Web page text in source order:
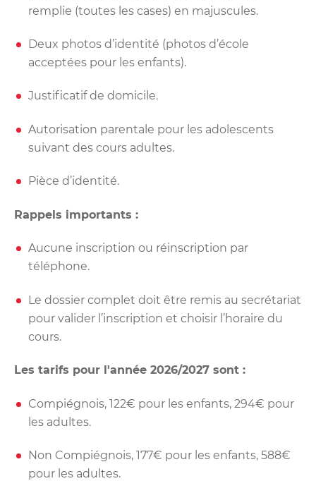
remplie (toutes les cases) en majuscules.
Deux photos d’identité (photos d’école
acceptées pour les enfants).
Justificatif de domicile.
Autorisation parentale pour les adolescents
suivant des cours adultes.
Pièce d’identité.
Rappels importants :
Aucune inscription ou réinscription par
téléphone.
Le dossier complet doit être remis au secrétariat
pour valider l’inscription et choisir l’horaire du
cours.
Les tarifs pour l'année 2026/2027 sont :
Compiégnois, 122€ pour les enfants, 294€ pour
les adultes.
Non Compiégnois, 177€ pour les enfants, 588€
pour les adultes.